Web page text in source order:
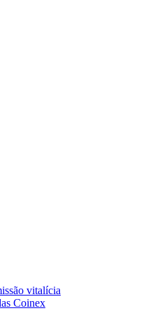
vitalícia
Coinex